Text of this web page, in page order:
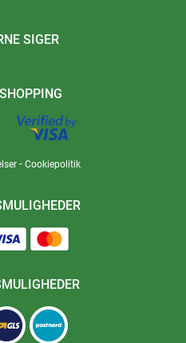
SIGER
- Cookiepolitik